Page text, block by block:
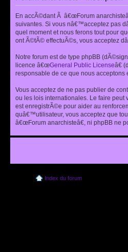
En accÃ©dant Ã â€œForum
suivantes. Si vous nâ€™acceptez pas
quel moment et nous ferons tout pour
ont Ã©tÃ© effectuÃ©s, vous acceptez
Notre forum est de type phpBB
licence â€œGeneral Public Licenseâ€
responsable de ce que nous
Vous acceptez de ne pas publier de
ou les lois internationales. Le faire
est enregistrÃ©e pour aider au
quâ€™utilisateur, vous acceptez que
â€œForum anarchisteâ€, ni phpBB ne
Index du forum